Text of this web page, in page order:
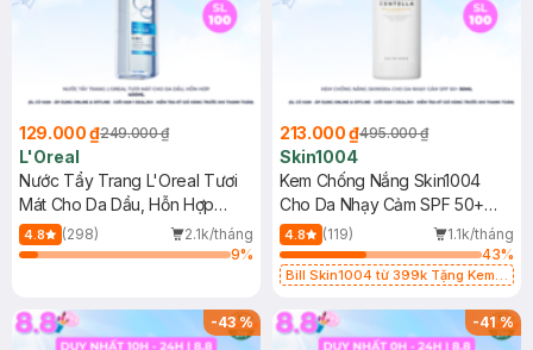
129.000 ₫249.000 ₫
L'Oreal
Nước Tẩy Trang L'Oreal Tươi
Mát Cho Da Dầu, Hỗn Hợp
400ml
4.8 (298)
2.1k/tháng
9%
213.000 ₫495.000 ₫
Skin1004
Kem Chống Nắng Skin1004
Cho Da Nhạy Cảm SPF 50+
50ml
4.8 (119)
1.1k/tháng
43%
Bill Skin1004 từ 399k Tặng Kem
SPF 50+ 20ml (SL Có Hạn)
-43% -41%